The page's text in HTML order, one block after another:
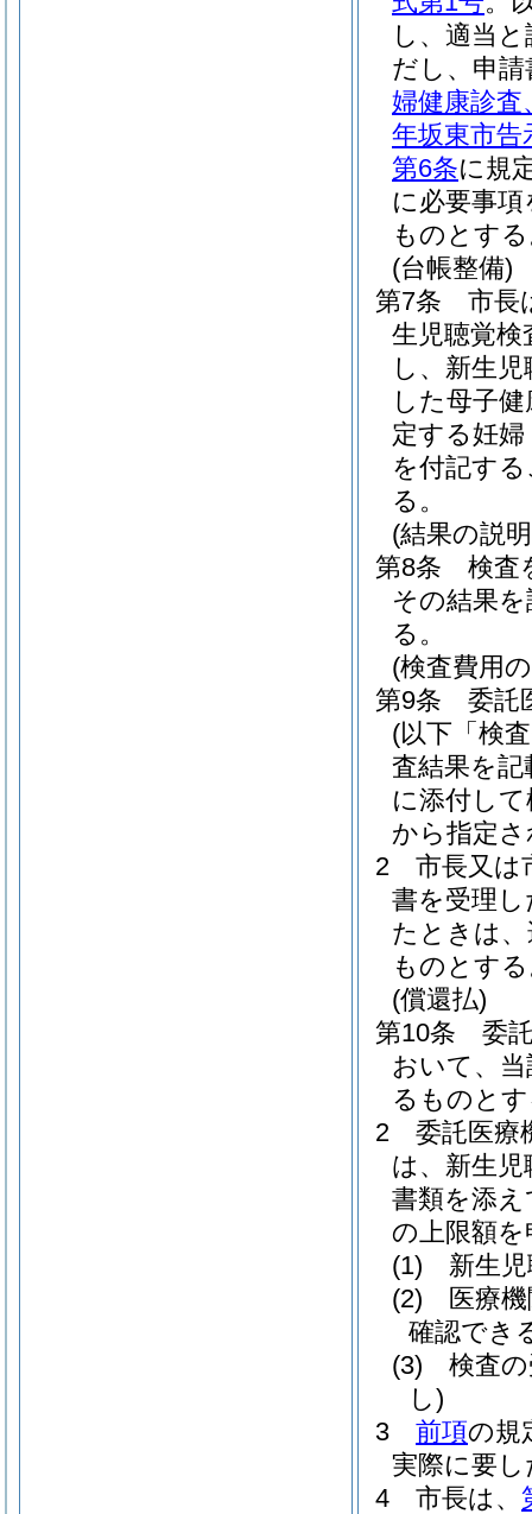
し、適当
だし、申
婦健康診査
年坂東市告
第6条に規
に必要事
ものとす
(台帳整備)
第7条
市長
生児聴覚
し、新生
した母子
定する妊
を付記す
る。
(結果の説
第8条
検査
その結果
る。
(検査費用
第9条
委託
(以下「検
査結果を
に添付し
から指定
2
市長又は
書を受理
たときは
ものとす
(償還払)
第10条
委
おいて、
るものと
2
委託医療
は、新生児
書類を添
の上限額
(1)
新生
(2)
医療
確認でき
(3)
検査
し)
3
前項の規
実際に要
4
市長は、